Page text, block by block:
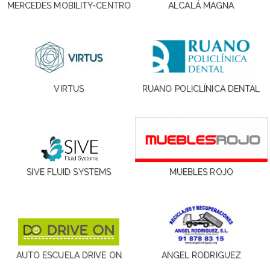
MERCEDES MOBILITY-CENTRO ALCALÁ MAGNA
VIRTUS RUANO POLICLÍNICA DENTAL
SIVE FLUID SYSTEMS MUEBLES ROJO
AUTO ESCUELA DRIVE ON ANGEL RODRIGUEZ